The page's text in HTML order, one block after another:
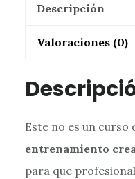
Descripción
Valoraciones (0)
Este no es un curso
entrenamiento
para que